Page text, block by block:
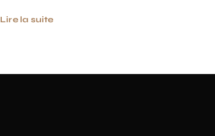
Lire la suite